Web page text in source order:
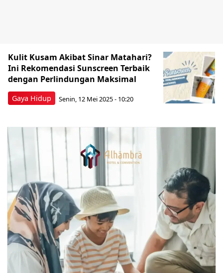
Gaya Hidup
Kulit Kusam Akibat Sinar Matahari?
Ini Rekomendasi Sunscreen Terbaik
dengan Perlindungan Maksimal
Senin, 12 Mei 2025 - 10:20